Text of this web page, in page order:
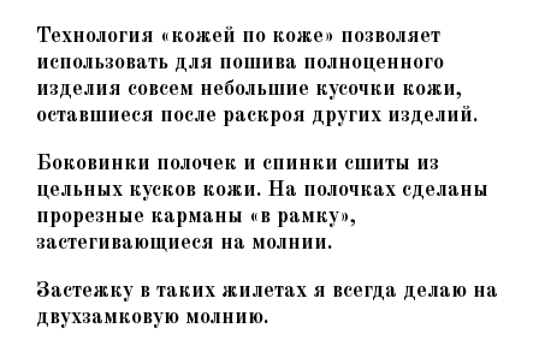
Технология «кожей по коже» позволяет
использовать для пошива полноценного
изделия совсем небольшие кусочки кожи,
оставшиеся после раскроя других изделий.
Боковинки полочек и спинки сшиты из
цельных кусков кожи. На полочках сделаны
прорезные карманы «в рамку»,
застегивающиеся на молнии.
Застежку в таких жилетах я всегда делаю на
двухзамковую молнию.